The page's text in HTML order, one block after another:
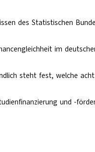
des Statistischen
im
steht fest, welche
und -